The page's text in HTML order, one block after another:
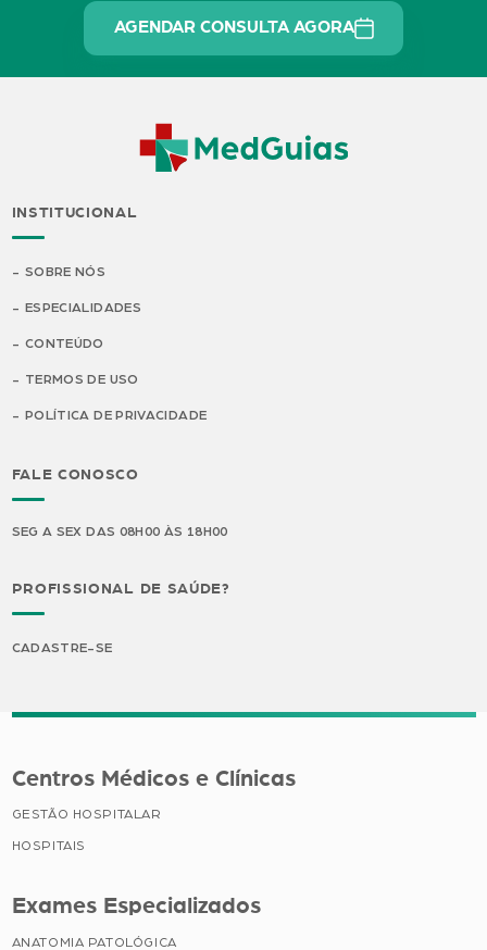
AGENDAR CONSULTA AGORA
INSTITUCIONAL
SOBRE NÓS
ESPECIALIDADES
CONTEÚDO
TERMOS DE USO
POLÍTICA DE PRIVACIDADE
FALE CONOSCO
SEG A SEX DAS 08H00 ÀS 18H00
PROFISSIONAL DE SAÚDE?
CADASTRE-SE
Centros Médicos e Clínicas
GESTÃO HOSPITALAR
HOSPITAIS
Exames Especializados
ANATOMIA PATOLÓGICA